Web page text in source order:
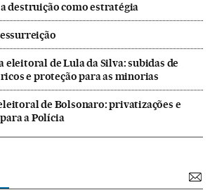
destruição como estratégia
eleitoral de Lula da Silva: subidas de
e proteção para as minorias
de Bolsonaro: privatizações e
a Polícia